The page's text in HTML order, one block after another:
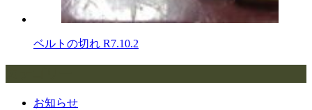
ベルトの切れ R7.10.2
お知らせ